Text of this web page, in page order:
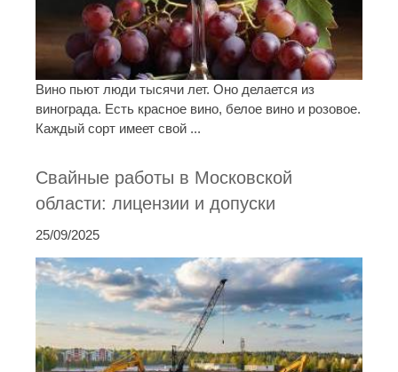
Вино пьют люди тысячи лет. Оно делается из
винограда. Есть красное вино, белое вино и розовое.
Каждый сорт имеет свой ...
Свайные работы в Московской
области: лицензии и допуски
25/09/2025